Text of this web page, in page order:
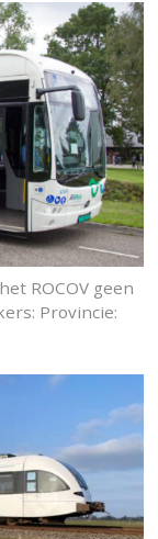
ROCOV geen
Provincie: